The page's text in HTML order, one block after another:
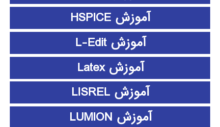
آموزش HSPICE
آموزش L-Edit
آموزش Latex
آموزش LISREL
آموزش LUMION